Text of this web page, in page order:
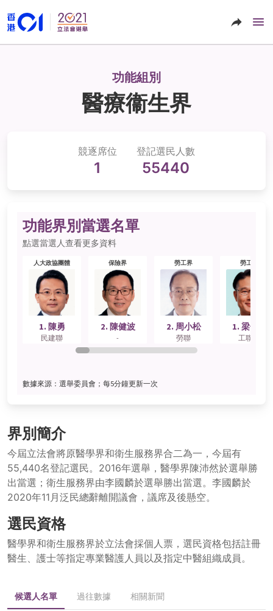
功能組別
醫療衞生界
競逐席位
1
登記選民人數
55440
界別簡介
今屆立法會將原醫學界和衛生服務界合二為一，今屆有
55,440名登記選民。2016年選舉，醫學界陳沛然於選舉勝
出當選；衛生服務界由李國麟於選舉勝出當選。李國麟於
2020年11月泛民總辭離開議會，議席及後懸空。
選民資格
醫學界和衛生服務界於立法會採個人票，選民資格包括註冊
醫生、護士等指定專業醫護人員以及指定中醫組織成員。
候選人名單 過往數據 相關新聞